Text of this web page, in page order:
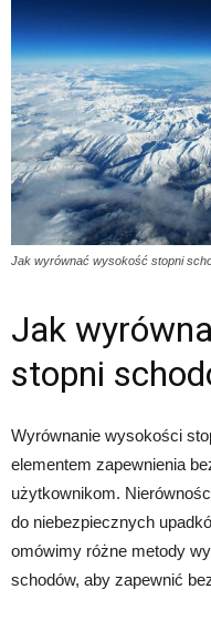
Jak wyrównać wysokość stopni
Jak
stopni
Wyrównanie wysokości
elementem zapewnienia
użytkownikom.
do niebezpiecznych
omówimy różne metody
schodów, aby zapewnić